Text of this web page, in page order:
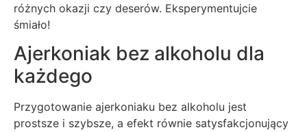
różnych okazji czy deserów. Eksperymentujcie
śmiało!
Ajerkoniak bez alkoholu dla
każdego
Przygotowanie ajerkoniaku bez alkoholu jest
prostsze i szybsze, a efekt równie satysfakcjonujący